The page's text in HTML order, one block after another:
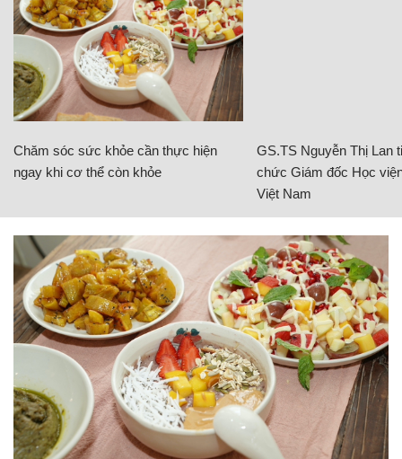
Chăm sóc sức khỏe cần thực hiện
ngay khi cơ thể còn khỏe
GS.TS Nguyễn Thị Lan
chức Giám đốc Học
Việt Nam